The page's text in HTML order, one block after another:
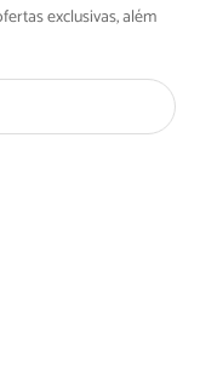
exclusivas, além